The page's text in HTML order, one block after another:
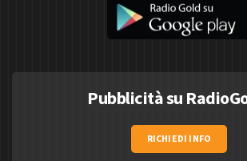
Pubblicità su
RICHIEDI INFO